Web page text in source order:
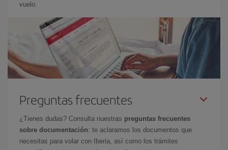
vuelo.
Preguntas frecuentes
¿Tienes dudas? Consulta nuestras preguntas frecuentes
sobre documentación: te aclaramos los documentos que
necesitas para volar con Iberia, así como los trámites